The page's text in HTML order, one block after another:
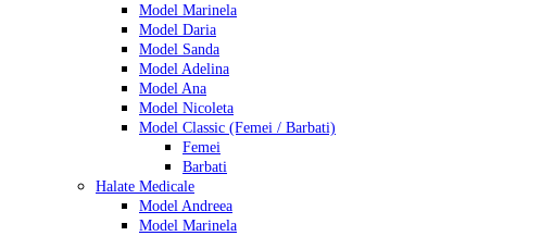
Model Marinela
Model Daria
Model Sanda
Model Adelina
Model Ana
Model Nicoleta
Model Classic (Femei / Barbati)
Femei
Barbati
Halate Medicale
Model Andreea
Model Marinela